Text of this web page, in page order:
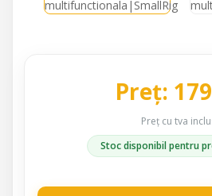
Preț:
Preț cu tva
Stoc disponibil pentru